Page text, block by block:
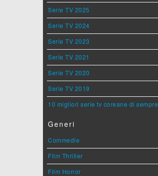
Serie TV 2025
Serie TV 2024
Serie TV 2023
Serie TV 2021
Serie TV 2020
Serie TV 2019
10 migliori serie tv coreane di sempre
Generi
Commedie
Film Thriller
Film Horror